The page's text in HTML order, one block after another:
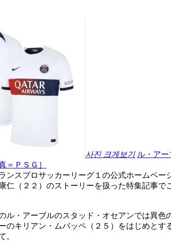
사진 크게보기 ル・ア
ＰＳＧ］
ンスプロサッカーリーグ１の公式ホームペ
仁（２２）のストーリーを扱った特集記事
ル・アーブルのスタッド・オセアンでは異
のキリアン・ムバッペ（２５）をはじめと
。